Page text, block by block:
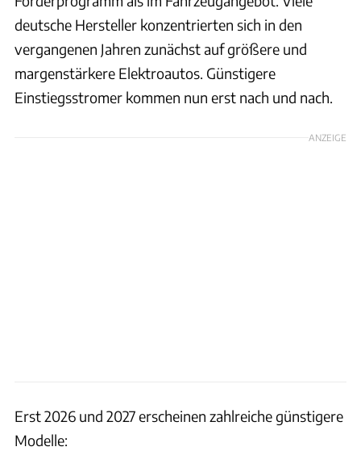
deutsche Hersteller konzentrierten sich in den
vergangenen Jahren zunächst auf größere und
margenstärkere Elektroautos. Günstigere
Einstiegsstromer kommen nun erst nach und nach.
ANZEIGE
Erst 2026 und 2027 erscheinen zahlreiche günstigere
Modelle: